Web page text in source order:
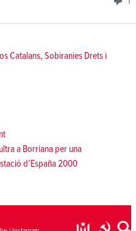
Catalans, Sobiranies Drets i
Següent:
a Borriana per una
d’España 2000